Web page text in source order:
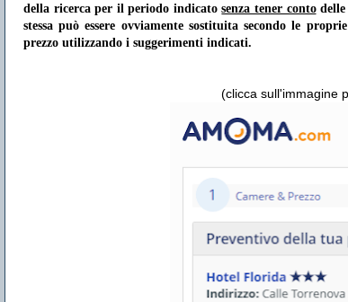
della ricerca per il periodo indicatosenza tener contodelle
stessa può essere ovviamente sostituita secondo le
prezzo utilizzando i suggerimenti indicati.
(clicca sull'immagine